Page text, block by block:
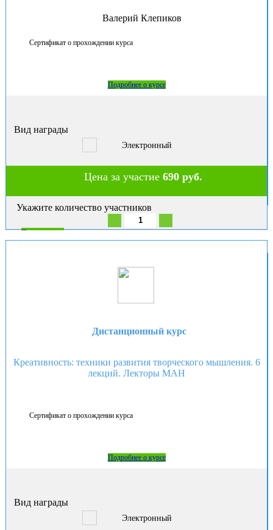
Валерий Клепиков
Сертификат о прохождении курса
Подробнее о курсе
Вид награды
Электронный
Цена за участие690 руб.
Укажите количество участников
В корзину
Дистанционный курс
Креативность: техники развития творческого мышления. 6
лекций. Лекторы МАН
Сертификат о прохождении курса
Подробнее о курсе
Вид награды
Электронный